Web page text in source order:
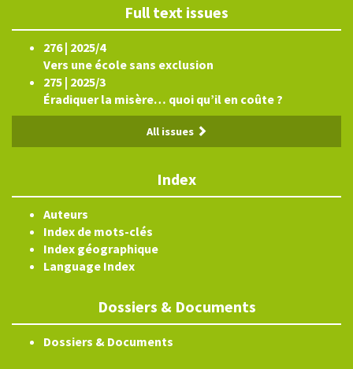
Full text issues
276 | 2025/4
Vers une école sans exclusion
275 | 2025/3
Éradiquer la misère… quoi qu’il en coûte ?
All issues
Index
Auteurs
Index de mots-clés
Index géographique
Language Index
Dossiers & Documents
Dossiers & Documents